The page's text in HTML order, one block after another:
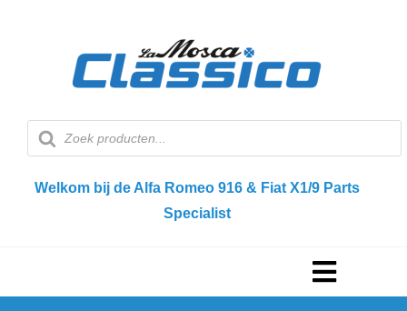
Producten
zoeken
Welkom bij de Alfa Romeo 916 & Fiat X1/9 Parts
Specialist